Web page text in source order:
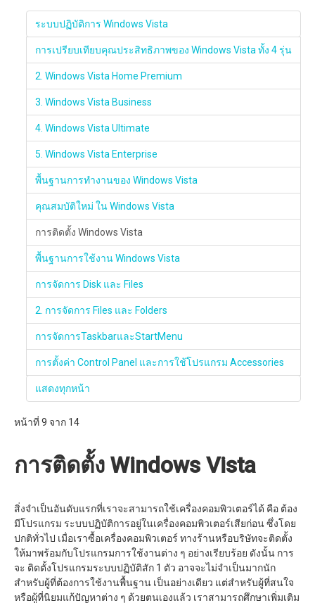
ระบบปฏิบัติการ Windows Vista
การเปรียบเทียบคุณประสิทธิภาพของ Windows Vista ทั้ง 4 รุ่น
2. Windows Vista Home Premium
3. Windows Vista Business
4. Windows Vista Ultimate
5. Windows Vista Enterprise
พื้นฐานการทำงานของ Windows Vista
คุณสมบัติใหม่ ใน Windows Vista
การติดตั้ง Windows Vista
พื้นฐานการใช้งาน Windows Vista
การจัดการ Disk และ Files
2. การจัดการ Files และ Folders
การจัดการTaskbarและStartMenu
การตั้งค่า Control Panel และการใช้โปรแกรม Accessories
แสดงทุกหน้า
หน้าที่ 9 จาก 14
การติดตั้ง Windows Vista
สิ่งจำเป็นอันดับแรกที่เราจะสามารถใช้เครื่องคอมพิวเตอร์ได้ คือ ต้อง
มีโปรแกรม ระบบปฏิบัติการอยู่ในเครื่องคอมพิวเตอร์เสียก่อน ซึ่งโดย
ปกติทั่วไป เมื่อเราซื้อเครื่องคอมพิวเตอร์ ทางร้านหรือบริษัทจะติดตั้ง
ให้มาพร้อมกับโปรแกรมการใช้งานต่าง ๆ อย่างเรียบร้อย ดังนั้น การ
จะ ติดตั้งโปรแกรมระบบปฏิบัติสัก 1 ตัว อาจจะไม่จำเป็นมากนัก
สำหรับผู้ที่ต้องการใช้งานพื้นฐาน เป็นอย่างเดียว แต่สำหรับผู้ที่สนใจ
หรือผู้ที่นิยมแก้ปัญหาต่าง ๆ ด้วยตนเองแล้ว เราสามารถศึกษาเพิ่มเติม